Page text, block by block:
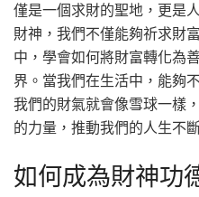
僅是一個求財的聖地，更是
財神，我們不僅能夠祈求財
中，學會如何將財富轉化為
界。當我們在生活中，能夠
我們的財氣就會像雪球一樣
的力量，推動我們的人生不
如何成為財神功